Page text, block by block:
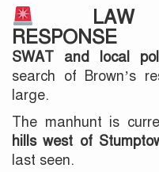
LAW
RESPONSE
SWAT and local
search of Brown’s
large.
The manhunt is
hills west of
last seen.